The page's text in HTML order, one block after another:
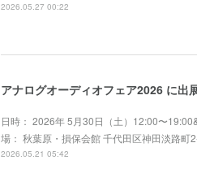
2026.05.27 00:22
アナログオーディオフェア2026 に出
日時： 2026年 5月30日（土）12:00〜
場： 秋葉原・損保会館 千代田区神田淡路
2026.05.21 05:42